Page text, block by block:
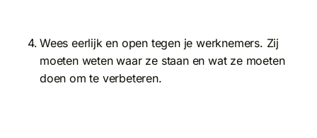
Wees eerlijk en open tegen je werknemers. Zij
moeten weten waar ze staan en wat ze moeten
doen om te verbeteren.